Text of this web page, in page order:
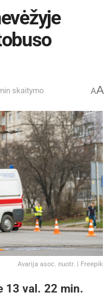
skaitymo AA
Avarija asoc. nuotr. | Freepik
13 val. 22 min.